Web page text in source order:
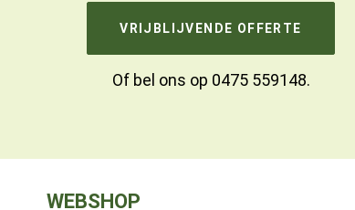
VRIJBLIJVENDE OFFERTE
Of bel ons op 0475 559148.
WEBSHOP